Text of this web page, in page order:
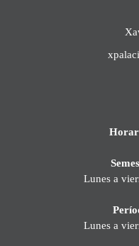
Lunes a
Lunes a